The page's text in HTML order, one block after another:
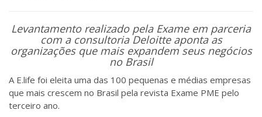
Levantamento realizado pela Exame em parceria
com a consultoria Deloitte aponta as
organizações que mais expandem seus negócios
no Brasil
A E.life foi eleita uma das 100 pequenas e médias empresas
que mais crescem no Brasil pela revista Exame PME pelo
terceiro ano.